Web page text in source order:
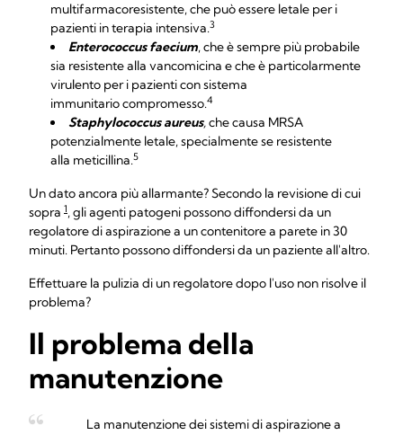
multifarmacoresistente, che può essere letale per i
pazienti in terapia intensiva.3
Enterococcus faecium, che è sempre più probabile
sia resistente alla vancomicina e che è particolarmente
virulento per i pazienti con sistema
immunitario compromesso.4
Staphylococcus aureus,che causa MRSA
potenzialmente letale, specialmente se resistente
alla meticillina.5
Un dato ancora più allarmante? Secondo la revisione di cui
sopra 1, gli agenti patogeni possono diffondersi da un
regolatore di aspirazione a un contenitore a parete in 30
minuti. Pertanto possono diffondersi da un paziente all'altro.
Effettuare la pulizia di un regolatore dopo l'uso non risolve il
problema?
Il problema della
manutenzione
La manutenzione dei sistemi di aspirazione a